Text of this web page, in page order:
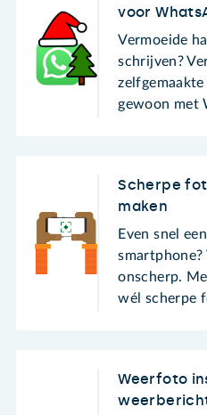
voor
Vermoeide
schrijven?
gewoon met
Scherpe
maken
Even snel
onscherp.
wél scherpe
Weerfoto